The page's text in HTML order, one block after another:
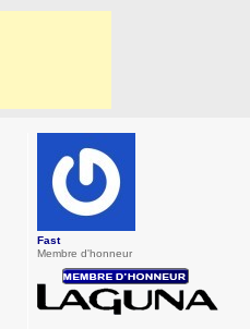
Fast
Membre d'honneur